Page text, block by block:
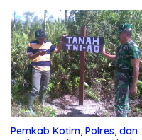
Pemkab Kotim, Polres, dan